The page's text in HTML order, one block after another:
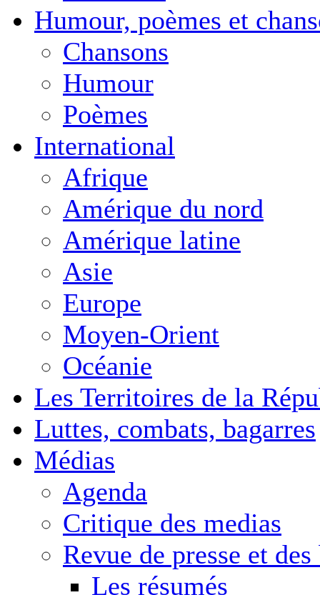
Humour, poèmes et
Chansons
Humour
Poèmes
International
Afrique
Amérique du nord
Amérique latine
Asie
Europe
Moyen-Orient
Océanie
Les Territoires de la
Luttes, combats, bagarres
Médias
Agenda
Critique des medias
Revue de presse et
Les résumés